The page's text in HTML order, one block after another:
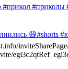
#приколы
😆#shorts
egi3c2qtRef